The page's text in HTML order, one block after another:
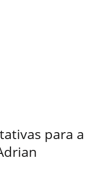
para a